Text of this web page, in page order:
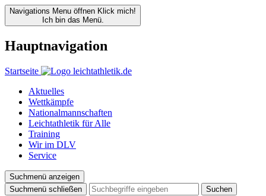
Navigations Menu öffnen Klick mich!
Ich bin das Menü.
Hauptnavigation
Startseite
Aktuelles
Wettkämpfe
Nationalmannschaften
Leichtathletik für Alle
Training
Wir im DLV
Service
Suchmenü anzeigen
Suchmenü schließen
Suchen